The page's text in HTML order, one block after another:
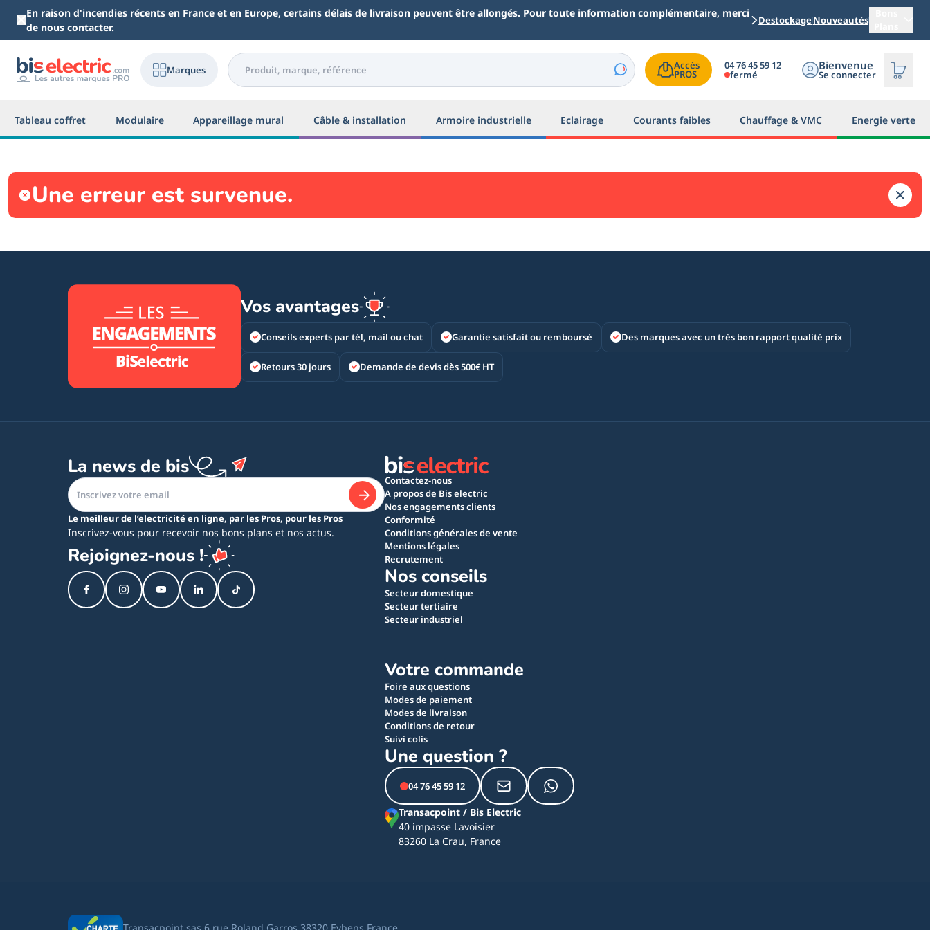
Aller au contenu principal
En raison d'incendies récents en France et en Europe, certains délais de livraison peuvent être allongés. Pour toute information complémentaire, merci
de nous contacter.
DestockageNouveautés
Marques Accès
PROS
04 76 45 59 12
fermé
Bienvenue
Se connecter
Tableau coffret Modulaire Appareillage mural Câble & installation Armoire industrielle Eclairage Courants faibles Chauffage & VMC Energie verte
Une erreur est survenue.
Vos avantages
Conseils experts par tél, mail ou chat Garantie satisfait ou remboursé Des marques avec un très bon rapport qualité prix
Retours 30 jours Demande de devis dès 500€ HT
La news de bis
Le meilleur de l’electricité en ligne, par les Pros, pour les Pros
Inscrivez-vous pour recevoir nos bons plans et nos actus.
Rejoignez-nous !
Contactez-nous
A propos de Bis electric
Nos engagements clients
Conformité
Conditions générales de vente
Mentions légales
Recrutement
Nos conseils
Secteur domestique
Secteur tertiaire
Secteur industriel
Votre commande
Foire aux questions
Modes de paiement
Modes de livraison
Conditions de retour
Suivi colis
Une question ?
04 76 45 59 12
Transacpoint / Bis Electric
40 impasse Lavoisier
83260 La Crau, France